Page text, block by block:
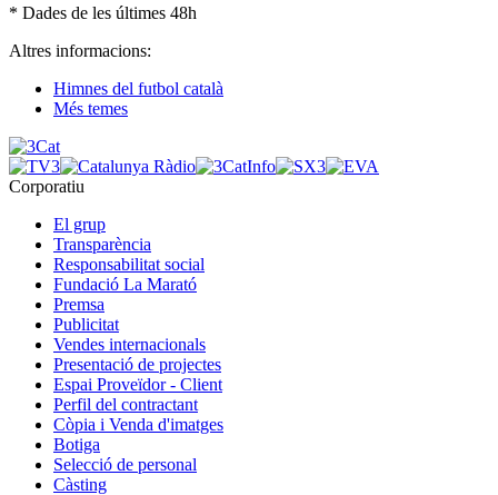
* Dades de les últimes 48h
Altres informacions:
Himnes del futbol català
Més temes
Corporatiu
El grup
Transparència
Responsabilitat social
Fundació La Marató
Premsa
Publicitat
Vendes internacionals
Presentació de projectes
Espai Proveïdor - Client
Perfil del contractant
Còpia i Venda d'imatges
Botiga
Selecció de personal
Càsting